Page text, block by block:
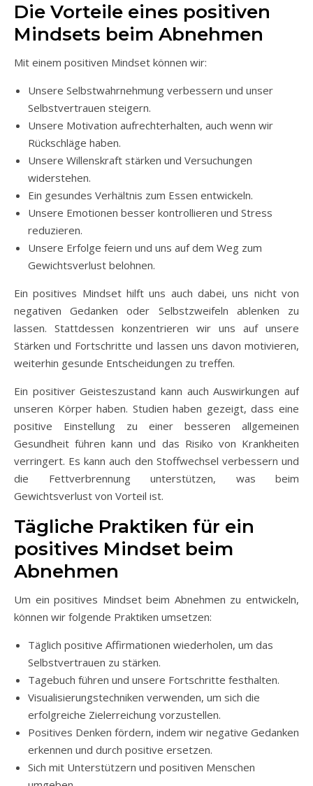
Die Vorteile eines positiven
Mindsets beim Abnehmen
Mit einem positiven Mindset können wir:
Unsere Selbstwahrnehmung verbessern und unser
Selbstvertrauen steigern.
Unsere Motivation aufrechterhalten, auch wenn wir
Rückschläge haben.
Unsere Willenskraft stärken und Versuchungen
widerstehen.
Ein gesundes Verhältnis zum Essen entwickeln.
Unsere Emotionen besser kontrollieren und Stress
reduzieren.
Unsere Erfolge feiern und uns auf dem Weg zum
Gewichtsverlust belohnen.
Ein positives Mindset hilft uns auch dabei, uns nicht von
negativen Gedanken oder Selbstzweifeln ablenken zu
lassen. Stattdessen konzentrieren wir uns auf unsere
Stärken und Fortschritte und lassen uns davon motivieren,
weiterhin gesunde Entscheidungen zu treffen.
Ein positiver Geisteszustand kann auch Auswirkungen auf
unseren Körper haben. Studien haben gezeigt, dass eine
positive Einstellung zu einer besseren allgemeinen
Gesundheit führen kann und das Risiko von Krankheiten
verringert. Es kann auch den Stoffwechsel verbessern und
die Fettverbrennung unterstützen, was beim
Gewichtsverlust von Vorteil ist.
Tägliche Praktiken für ein
positives Mindset beim
Abnehmen
Um ein positives Mindset beim Abnehmen zu entwickeln,
können wir folgende Praktiken umsetzen:
Täglich positive Affirmationen wiederholen, um das
Selbstvertrauen zu stärken.
Tagebuch führen und unsere Fortschritte festhalten.
Visualisierungstechniken verwenden, um sich die
erfolgreiche Zielerreichung vorzustellen.
Positives Denken fördern, indem wir negative Gedanken
erkennen und durch positive ersetzen.
Sich mit Unterstützern und positiven Menschen